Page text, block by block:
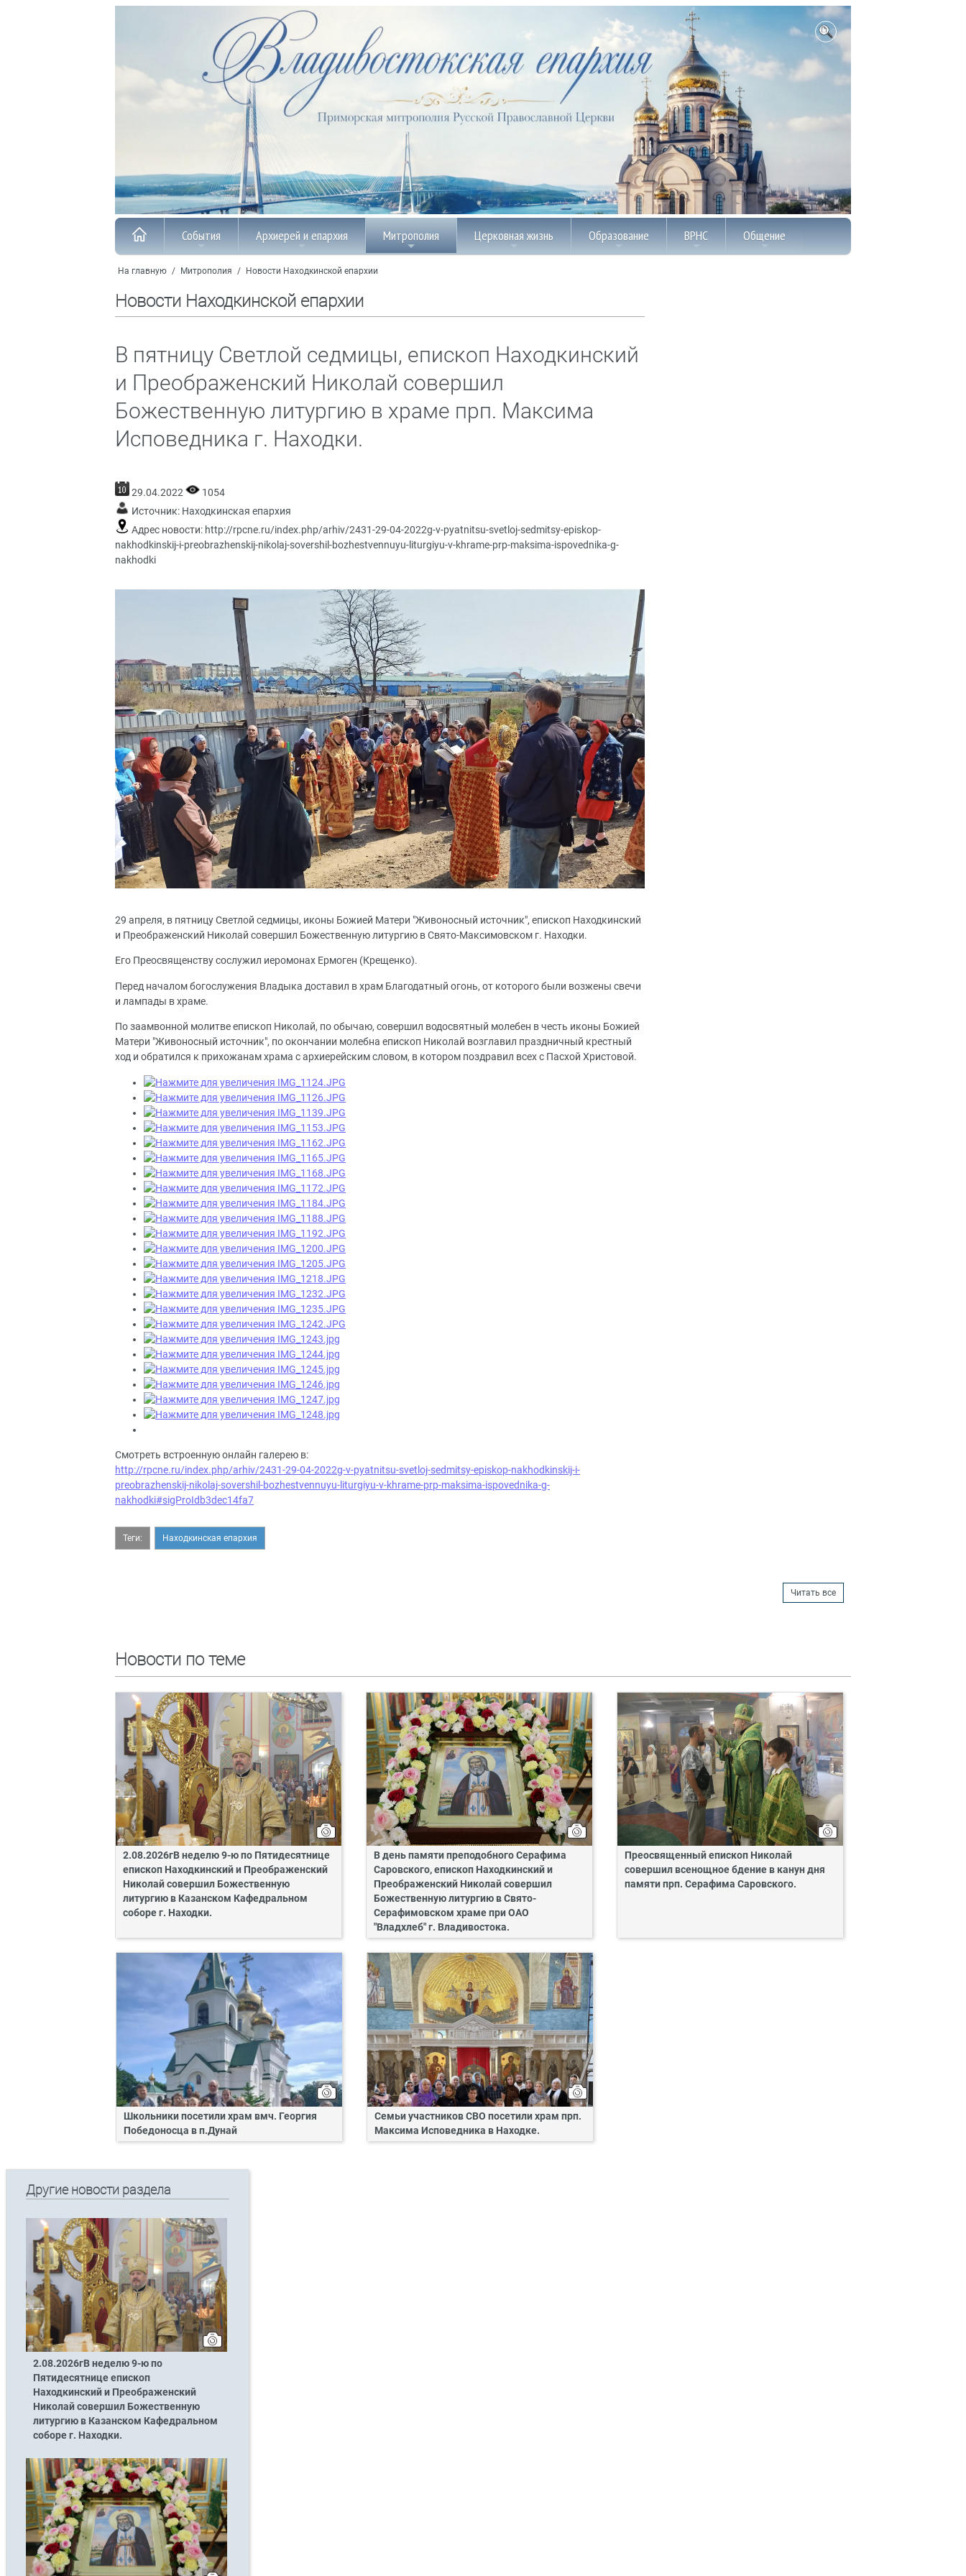
События Архиерей и епархия Митрополия Церковная жизнь Образование ВРНС Общение
На главную / Митрополия / Новости Находкинской епархии
Новости Находкинской епархии
В пятницу Светлой седмицы, епископ Находкинский
и Преображенский Николай совершил
Божественную литургию в храме прп. Максима
Исповедника г. Находки.
29.04.2022
1054
Источник: Находкинская епархия
Адрес новости: http://rpcne.ru/index.php/arhiv/2431-29-04-2022g-v-pyatnitsu-svetloj-sedmitsy-episkop-
nakhodkinskij-i-preobrazhenskij-nikolaj-sovershil-bozhestvennuyu-liturgiyu-v-khrame-prp-maksima-ispovednika-g-
nakhodki
29 апреля, в пятницу Светлой седмицы, иконы Божией Матери "Живоносный источник", епископ Находкинский
и Преображенский Николай совершил Божественную литургию в Свято-Максимовском г. Находки.
Его Преосвященству сослужил иеромонах Ермоген (Крещенко).
Перед началом богослужения Владыка доставил в храм Благодатный огонь, от которого были возжены свечи
и лампады в храме.
По заамвонной молитве епископ Николай, по обычаю, совершил водосвятный молебен в честь иконы Божией
Матери "Живоносный источник", по окончании молебна епископ Николай возглавил праздничный крестный
ход и обратился к прихожанам храма с архиерейским словом, в котором поздравил всех с Пасхой Христовой.
Смотреть встроенную онлайн галерею в:
http://rpcne.ru/index.php/arhiv/2431-29-04-2022g-v-pyatnitsu-svetloj-sedmitsy-episkop-nakhodkinskij-i-
preobrazhenskij-nikolaj-sovershil-bozhestvennuyu-liturgiyu-v-khrame-prp-maksima-ispovednika-g-
nakhodki#sigProIdb3dec14fa7
Теги: Находкинская епархия
Читать все
Новости по теме
2.08.2026гВ неделю 9-ю по Пятидесятнице
епископ Находкинский и Преображенский
Николай совершил Божественную
литургию в Казанском Кафедральном
соборе г. Находки.
В день памяти преподобного Серафима
Саровского, епископ Находкинский и
Преображенский Николай совершил
Божественную литургию в Свято-
Серафимовском храме при ОАО
"Владхлеб" г. Владивостока.
Преосвященный епископ Николай
совершил всенощное бдение в канун дня
памяти прп. Серафима Саровского.
Школьники посетили храм вмч. Георгия
Победоносца в п.Дунай
Семьи участников СВО посетили храм прп.
Максима Исповедника в Находке.
Другие новости раздела
2.08.2026гВ неделю 9-ю по
Пятидесятнице епископ
Находкинский и Преображенский
Николай совершил Божественную
литургию в Казанском Кафедральном
соборе г. Находки.